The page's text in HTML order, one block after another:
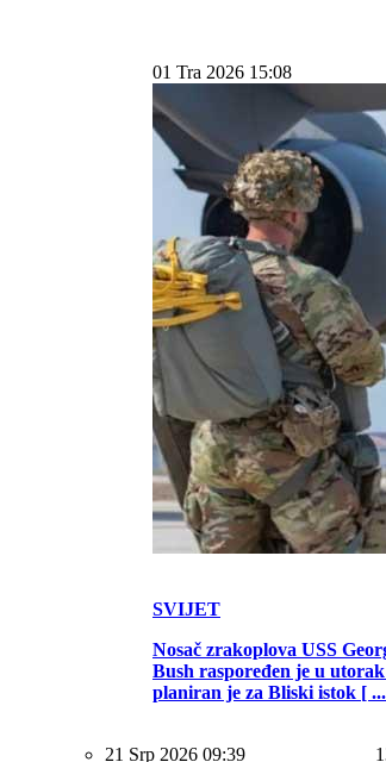
01 Tra 2026 15:08
SVIJET
Nosač zrakoplova USS
Bush raspoređen je u
planiran je za Bliski istok [
21 Srp 2026 09:39